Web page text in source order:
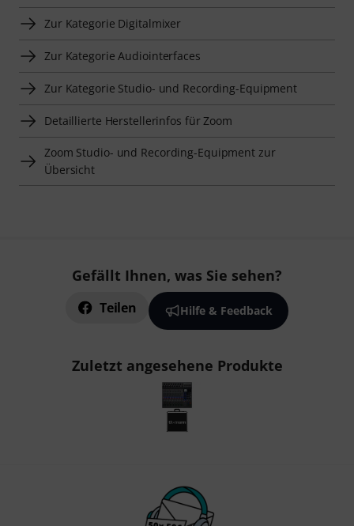
Zur Kategorie Digitalmixer
Zur Kategorie Audiointerfaces
Zur Kategorie Studio- und Recording-Equipment
Detaillierte Herstellerinfos für Zoom
Zoom Studio- und Recording-Equipment zur
Übersicht
Gefällt Ihnen, was Sie sehen?
Teilen Hilfe & Feedback
Zuletzt angesehene Produkte